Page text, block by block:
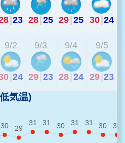
23 28 25 29 25 30 24
9/2
24
9/3
29 23
9/4
28 24
9/5
29 23
気温)